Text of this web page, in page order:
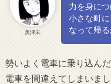
美津未
力を身に
小さな町
なって帰る
勢いよく電車に乗り込ん
電車を間違えてしまいまし